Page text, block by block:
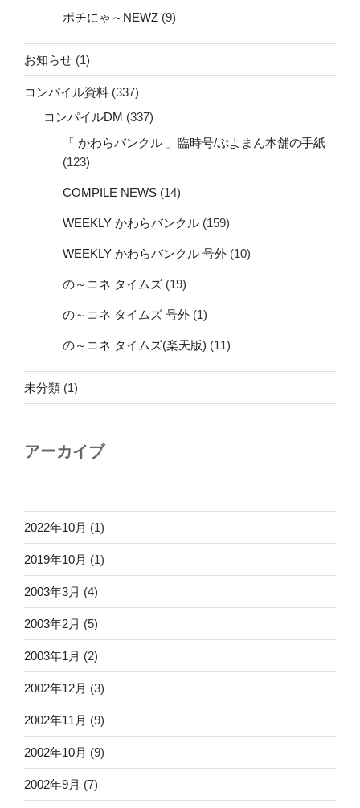
ポチにゃ～NEWZ (9)
お知らせ (1)
コンパイル資料 (337)
コンパイルDM (337)
「 かわらバンクル 」臨時号/ぷよまん本舗の手紙
(123)
COMPILE NEWS (14)
WEEKLY かわらバンクル (159)
WEEKLY かわらバンクル 号外 (10)
の～コネ タイムズ (19)
の～コネ タイムズ 号外 (1)
の～コネ タイムズ(楽天版) (11)
未分類 (1)
アーカイブ
2022年10月 (1)
2019年10月 (1)
2003年3月 (4)
2003年2月 (5)
2003年1月 (2)
2002年12月 (3)
2002年11月 (9)
2002年10月 (9)
2002年9月 (7)